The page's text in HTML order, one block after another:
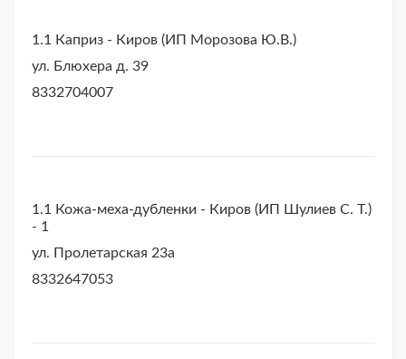
1.1 Каприз - Киров (ИП Морозова Ю.В.)
ул. Блюхера д. 39
8332704007
1.1 Кожа-меха-дубленки - Киров (ИП Шулиев С. Т.)
- 1
ул. Пролетарская 23а
8332647053